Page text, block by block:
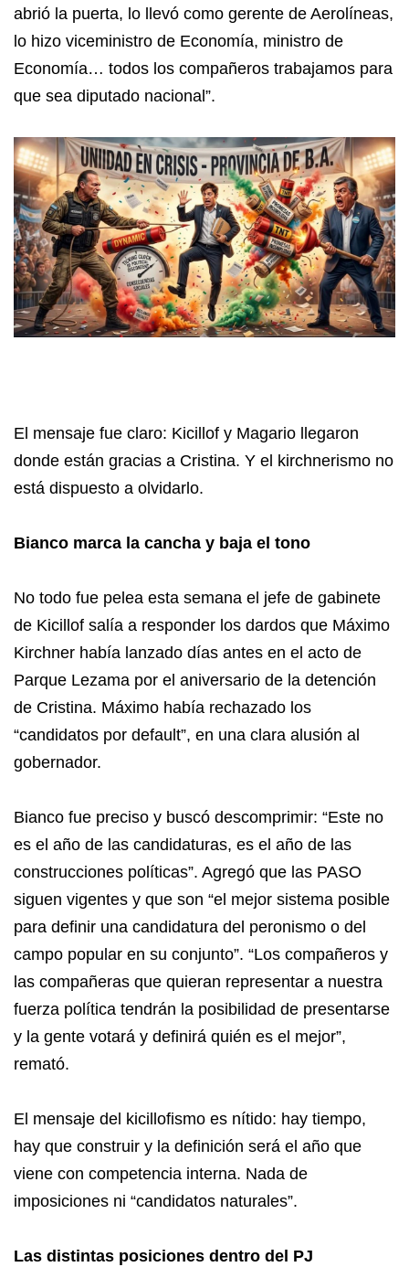
abrió la puerta, lo llevó como gerente de Aerolíneas,
lo hizo viceministro de Economía, ministro de
Economía… todos los compañeros trabajamos para
que sea diputado nacional”.
El mensaje fue claro: Kicillof y Magario llegaron
donde están gracias a Cristina. Y el kirchnerismo no
está dispuesto a olvidarlo.
Bianco marca la cancha y baja el tono
No todo fue pelea esta semana el jefe de gabinete
de Kicillof salía a responder los dardos que Máximo
Kirchner había lanzado días antes en el acto de
Parque Lezama por el aniversario de la detención
de Cristina. Máximo había rechazado los
“candidatos por default”, en una clara alusión al
gobernador.
Bianco fue preciso y buscó descomprimir: “Este no
es el año de las candidaturas, es el año de las
construcciones políticas”. Agregó que las PASO
siguen vigentes y que son “el mejor sistema posible
para definir una candidatura del peronismo o del
campo popular en su conjunto”. “Los compañeros y
las compañeras que quieran representar a nuestra
fuerza política tendrán la posibilidad de presentarse
y la gente votará y definirá quién es el mejor”,
remató.
El mensaje del kicillofismo es nítido: hay tiempo,
hay que construir y la definición será el año que
viene con competencia interna. Nada de
imposiciones ni “candidatos naturales”.
Las distintas posiciones dentro del PJ